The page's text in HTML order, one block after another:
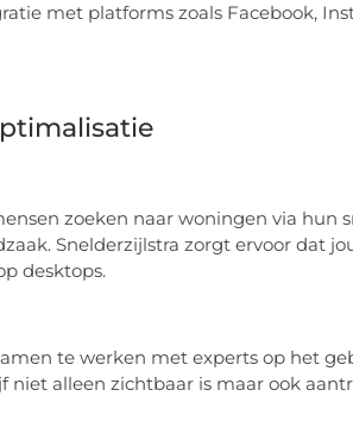
met platforms zoals Facebook,
zoeken naar woningen via hun
Snelderzijlstra zorgt ervoor dat
desktops.
te werken met experts op het
niet alleen zichtbaar is maar ook